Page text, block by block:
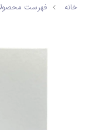
خانه فهرست